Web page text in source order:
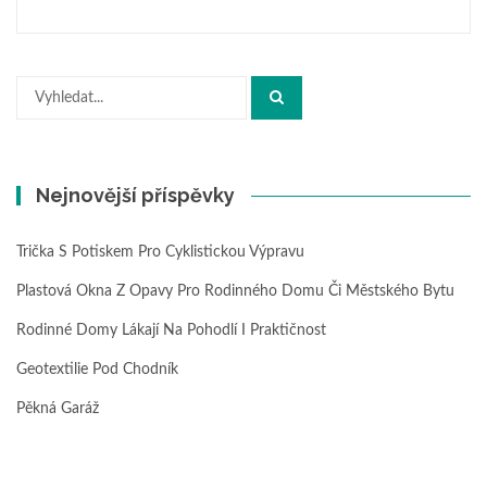
Hledat:
Nejnovější příspěvky
Trička S Potiskem Pro Cyklistickou Výpravu
Plastová Okna Z Opavy Pro Rodinného Domu Či Městského Bytu
Rodinné Domy Lákají Na Pohodlí I Praktičnost
Geotextilie Pod Chodník
Pěkná Garáž